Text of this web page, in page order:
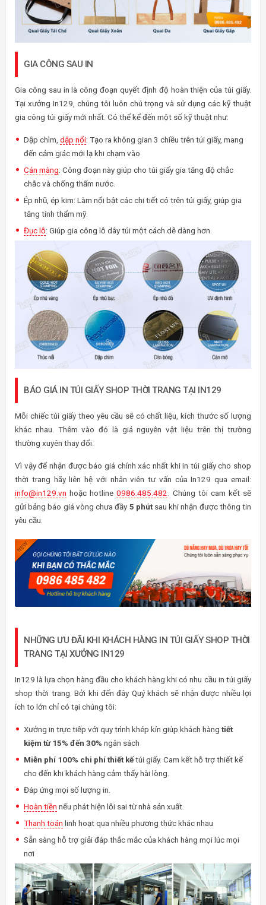
GIA CÔNG SAU IN
Gia công sau in là công đoạn quyết định độ hoàn thiện của túi giấy.
Tại xưởng In129, chúng tôi luôn chú trọng và sử dụng các kỹ thuật
gia công túi giấy mới nhất. Có thể kể đến một số kỹ thuật như:
Dập chìm, dập nổi: Tạo ra không gian 3 chiều trên túi giấy, mang
đến cảm giác mới lạ khi chạm vào
Cán màng: Công đoạn này giúp cho túi giấy gia tăng độ chắc
chắc và chống thấm nước.
Ép nhũ, ép kim: Làm nổi bật các chi tiết có trên túi giấy, giúp gia
tăng tính thẩm mỹ.
Đục lỗ: Giúp gia công lỗ dây túi một cách dễ dàng hơn.
BÁO GIÁ IN TÚI GIẤY SHOP THỜI TRANG TẠI IN129
Mỗi chiếc túi giấy theo yêu cầu sẽ có chất liệu, kích thước số lượng
khác nhau. Thêm vào đó là giá nguyên vật liệu trên thị trường
thường xuyên thay đổi.
Vì vậy để nhận được báo giá chính xác nhất khi in túi giấy cho shop
thời trang hãy liên hệ với nhân viên tư vấn của In129 qua email:
info@in129.vn hoặc hotline0986.485.482. Chúng tôi cam kết sẽ
gửi bảng báo giá vòng chưa đầy 5 phútsau khi nhận được thông tin
yêu cầu.
NHỮNG ƯU ĐÃI KHI KHÁCH HÀNG IN TÚI GIẤY SHOP THỜI
TRANG TẠI XƯỞNG IN129
In129 là lựa chọn hàng đầu cho khách hàng khi có nhu cầu in túi giấy
shop thời trang. Bởi khi đến đây Quý khách sẽ nhận được nhiều lợi
ích to lớn chỉ có tại chúng tôi:
Xưởng in trực tiếp với quy trình khép kín giúp khách hàng tiết
kiệm từ 15% đến 30% ngân sách
Miễn phí 100% chi phí thiết kếtúi giấy. Cam kết hỗ trợ thiết kế
cho đến khi khách hàng cảm thấy hài lòng.
Đáp ứng mọi số lượng in.
Hoàn tiền nếu phát hiện lỗi sai từ nhà sản xuất.
Thanh toán linh hoạt qua nhiều phương thức khác nhau
Sẵn sàng hỗ trợ giải đáp thắc mắc của khách hàng mọi lúc mọi
nơi